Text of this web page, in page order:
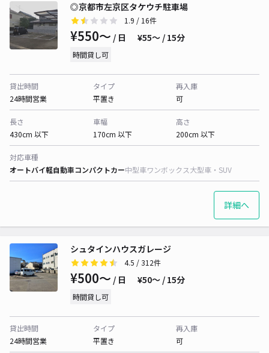
◎京都市左京区タケウチ駐車場
1.9 / 16件
¥550〜 / 日 ¥55〜 / 15分
時間貸し可
貸出時間
24時間営業
タイプ
平置き
再入庫
可
長さ
430cm 以下
車幅
170cm 以下
高さ
200cm 以下
対応車種
オートバイ軽自動車コンパクトカー中型車ワンボックス大型車・SUV
詳細へ
シュタインハウスガレージ
4.5 / 312件
¥500〜 / 日 ¥50〜 / 15分
時間貸し可
貸出時間
24時間営業
タイプ
平置き
再入庫
可